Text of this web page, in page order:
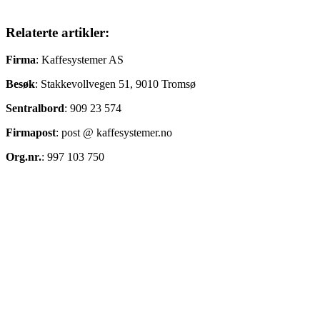
Relaterte artikler:
Firma: Kaffesystemer AS
Besøk: Stakkevollvegen 51, 9010 Tromsø
Sentralbord: 909 23 574
Firmapost: post @ kaffesystemer.no
Org.nr.: 997 103 750